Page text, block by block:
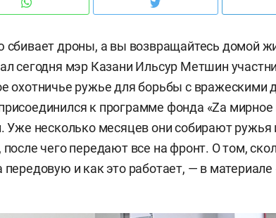
сбивает дроны, а вы возвращайтесь домой
сегодня мэр Казани Ильсур Метшин
охотничье ружье для борьбы с вражескими
к программе фонда «Zа мирное
Уже несколько месяцев они собирают ружья
после чего передают все на фронт. О том,
передовую и как это работает, — в